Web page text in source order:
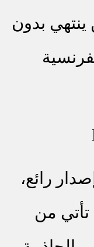
ويبدو أن 2020 لن ينتهي بدون
رائع،
من